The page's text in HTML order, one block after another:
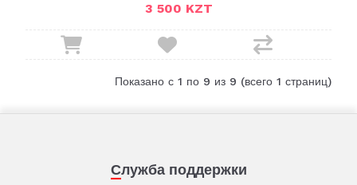
3 500 KZT
Показано с 1 по 9 из 9 (всего 1 страниц)
Служба поддержки